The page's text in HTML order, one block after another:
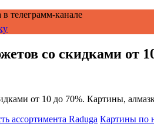
телеграмм-канале
со скидками от
от 10 до 70%. Картины,
ассортимента Raduga Картины по